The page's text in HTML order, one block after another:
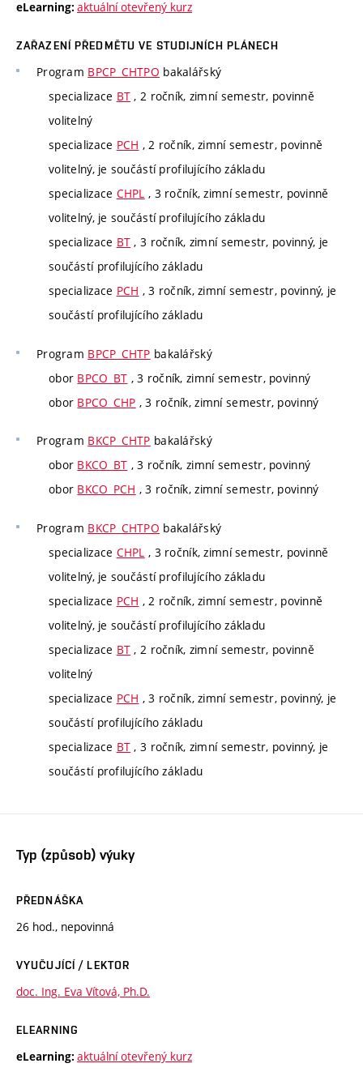
eLearning: aktuální otevřený kurz
ZAŘAZENÍ PŘEDMĚTU VE STUDIJNÍCH PLÁNECH
Program BPCP_CHTPO bakalářský
specializace BT , 2 ročník, zimní semestr, povinně
volitelný
specializace PCH , 2 ročník, zimní semestr, povinně
volitelný, je součástí profilujícího základu
specializace CHPL , 3 ročník, zimní semestr, povinně
volitelný, je součástí profilujícího základu
specializace BT , 3 ročník, zimní semestr, povinný, je
součástí profilujícího základu
specializace PCH , 3 ročník, zimní semestr, povinný, je
součástí profilujícího základu
Program BPCP_CHTP bakalářský
obor BPCO_BT , 3 ročník, zimní semestr, povinný
obor BPCO_CHP , 3 ročník, zimní semestr, povinný
Program BKCP_CHTP bakalářský
obor BKCO_BT , 3 ročník, zimní semestr, povinný
obor BKCO_PCH , 3 ročník, zimní semestr, povinný
Program BKCP_CHTPO bakalářský
specializace CHPL , 3 ročník, zimní semestr, povinně
volitelný, je součástí profilujícího základu
specializace PCH , 2 ročník, zimní semestr, povinně
volitelný, je součástí profilujícího základu
specializace BT , 2 ročník, zimní semestr, povinně
volitelný
specializace PCH , 3 ročník, zimní semestr, povinný, je
součástí profilujícího základu
specializace BT , 3 ročník, zimní semestr, povinný, je
součástí profilujícího základu
Typ (způsob) výuky
PŘEDNÁŠKA
26 hod., nepovinná
VYUČUJÍCÍ / LEKTOR
doc. Ing. Eva Vítová, Ph.D.
ELEARNING
eLearning: aktuální otevřený kurz